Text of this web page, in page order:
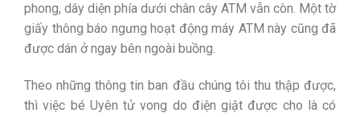
phong, dây diện phía dưới chân cây ATM vẫn còn. Một tờ
giấy thông báo ngưng hoạt động máy ATM này cũng đã
được dán ở ngay bên ngoài buồng.
Theo những thông tin ban đầu chúng tôi thu thập được,
thì việc bé Uyên tử vong do điện giật được cho là có